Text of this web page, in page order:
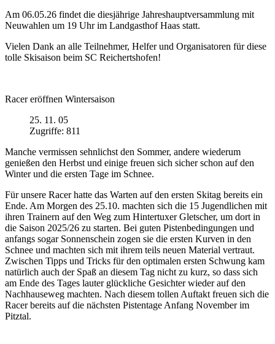
Am 06.05.26 findet die diesjährige Jahreshauptversammlung mit
Neuwahlen um 19 Uhr im Landgasthof Haas statt.
Vielen Dank an alle Teilnehmer, Helfer und Organisatoren für diese
tolle Skisaison beim SC Reichertshofen!
Racer eröffnen Wintersaison
25. 11. 05
Zugriffe: 811
Manche vermissen sehnlichst den Sommer, andere wiederum
genießen den Herbst und einige freuen sich sicher schon auf den
Winter und die ersten Tage im Schnee.
Für unsere Racer hatte das Warten auf den ersten Skitag bereits ein
Ende. Am Morgen des 25.10. machten sich die 15 Jugendlichen mit
ihren Trainern auf den Weg zum Hintertuxer Gletscher, um dort in
die Saison 2025/26 zu starten. Bei guten Pistenbedingungen und
anfangs sogar Sonnenschein zogen sie die ersten Kurven in den
Schnee und machten sich mit ihrem teils neuen Material vertraut.
Zwischen Tipps und Tricks für den optimalen ersten Schwung kam
natürlich auch der Spaß an diesem Tag nicht zu kurz, so dass sich
am Ende des Tages lauter glückliche Gesichter wieder auf den
Nachhauseweg machten. Nach diesem tollen Auftakt freuen sich die
Racer bereits auf die nächsten Pistentage Anfang November im
Pitztal.